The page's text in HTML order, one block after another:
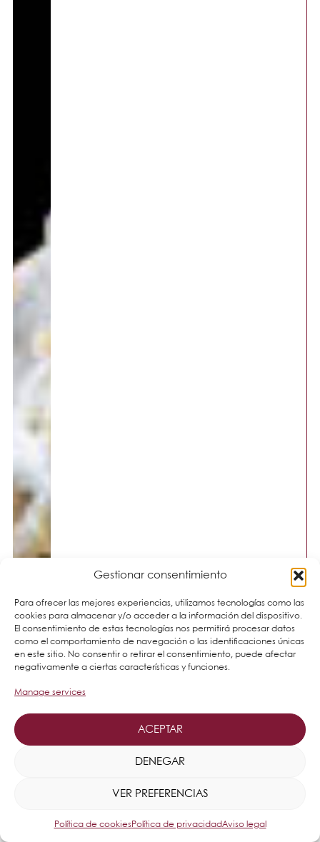
Gestionar consentimiento
Para ofrecer las mejores experiencias, utilizamos tecnologías como las
cookies para almacenar y/o acceder a la información del dispositivo.
El consentimiento de estas tecnologías nos permitirá procesar datos
como el comportamiento de navegación o las identificaciones únicas
en este sitio. No consentir o retirar el consentimiento, puede afectar
negativamente a ciertas características y funciones.
Manage services
ACEPTAR
DENEGAR
VER PREFERENCIAS
Política de cookiesPolítica de privacidadAviso legal